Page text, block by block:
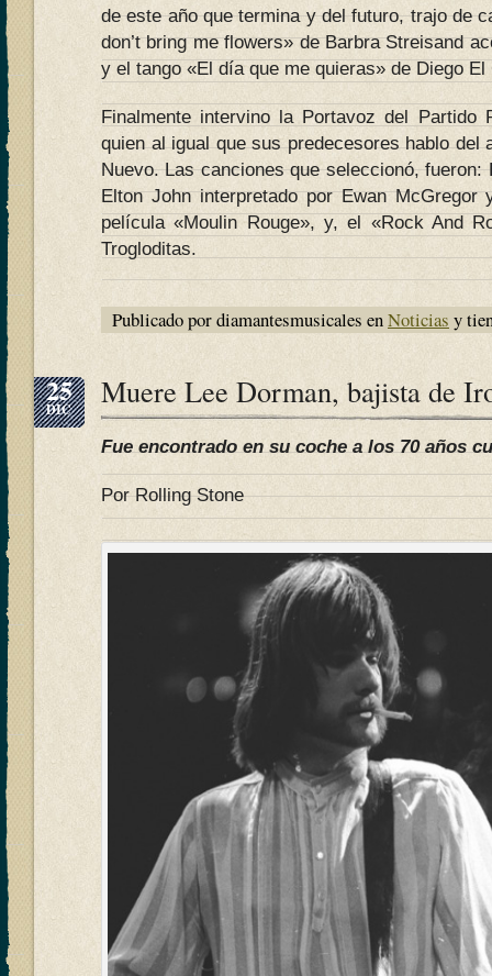
de este año que termina y del futuro, trajo de
don’t bring me flowers» de Barbra Streisand
y el tango «El día que me quieras» de Diego El
Finalmente intervino la Portavoz del Partido
quien al igual que sus predecesores hablo del
Nuevo. Las canciones que seleccionó, fueron:
Elton John interpretado por Ewan
película «Moulin Rouge», y, el «Rock And
Trogloditas.
Publicado por diamantesmusicales enNoticias y
25
DIC Muere Lee Dorman, bajista de
Fue encontrado en su coche a los 70 años
Por Rolling Stone